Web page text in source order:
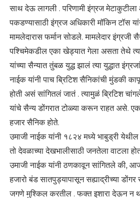
साथ देऊ लागली . परिणामी इंग्रज
पकडण्यासाठी इंग्रज अधिकारी मॉकिन टॉस
मामलेदारास फर्मान सोडले. मामलेदार इंग्रजी
पश्चिमेकडील एका खेड्यात गेला असता तेथे
यांच्या सैन्यात तुंबळ युद्ध झालं त्या युद्धात
नाईक यांनी पाच ब्रिटिश सैनिकांची मुंडकी
होती असं सांगितलं जातं . त्यामुळं ब्रिटिश
यांचे सैन्य डोंगरात टोळ्या करून राहत असे.
हजार सैनिक होते.
उमाजी नाईक यांनी १८२४ मध्ये भाबुड्री
तो देवळाच्या देखभालीसाठी जनतेला वाटला
उमाजी नाईक यांनी ठणकावून सांगितले
हजारो बंड सातपुड्यापासून सह्याद्रीच्या
जगणे मुश्किल करतील . फक्त इशारा देऊन न